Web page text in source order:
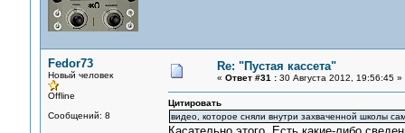
Fedor73
Новый человек
Offline
Сообщений: 8
Re: "Пустая кассета"
« Ответ #31 :30 Августа 2012, 19:56:45 »
Цитировать
видео, которое сняли внутри захваченной школы